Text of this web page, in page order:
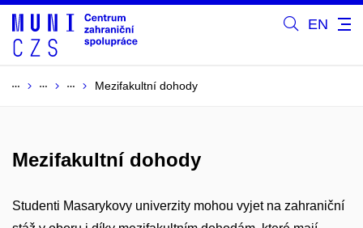
EN
Mezifakultní dohody
Mezifakultní dohody
Studenti Masarykovy univerzity mohou vyjet na zahraniční